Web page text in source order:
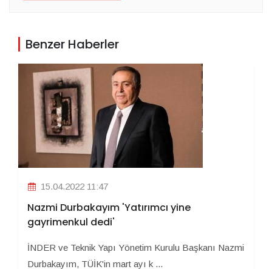
Benzer Haberler
15.04.2022 11:47
Nazmi Durbakayım 'Yatırımcı yine
gayrimenkul dedi'
İNDER ve Teknik Yapı Yönetim Kurulu Başkanı Nazmi
Durbakayım, TÜİK'in mart ayı k ...